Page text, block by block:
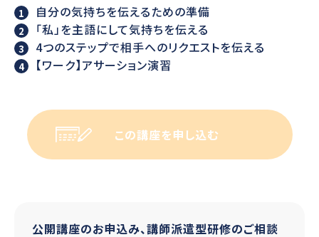
自分の気持ちを伝えるための準備
「私」を主語にして気持ちを伝える
4つのステップで相手へのリクエストを伝える
【ワーク】アサーション演習
この講座を申し込む
公開講座のお申込み、講師派遣型研修のご相談